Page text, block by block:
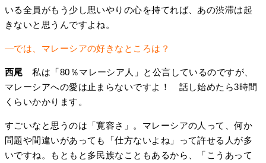
いる全員がもう少し思いやりの心を持てれば、あの渋滞は起
きないと思うんですよね。
―では、マレーシアの好きなところは？
西尾 私は「80％マレーシア人」と公言しているのですが、
マレーシアへの愛は止まらないですよ！ 話し始めたら3時間
くらいかかります。
すごいなと思うのは「寛容さ」。マレーシアの人って、何か
問題や間違いがあっても「仕方ないよね」って許せる人が多
いですね。もともと多民族なこともあるから、「こうあって